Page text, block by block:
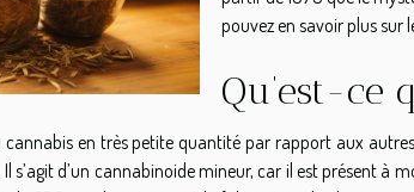
pouvez en savoir plus sur
Qu’est-ce
cannabis en très petite quantité par rapport aux
s’agit d’un cannabinoide mineur, car il est présent à